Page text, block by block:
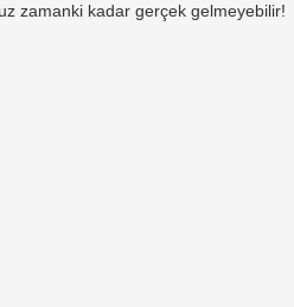
zamanki kadar gerçek gelmeyebilir!